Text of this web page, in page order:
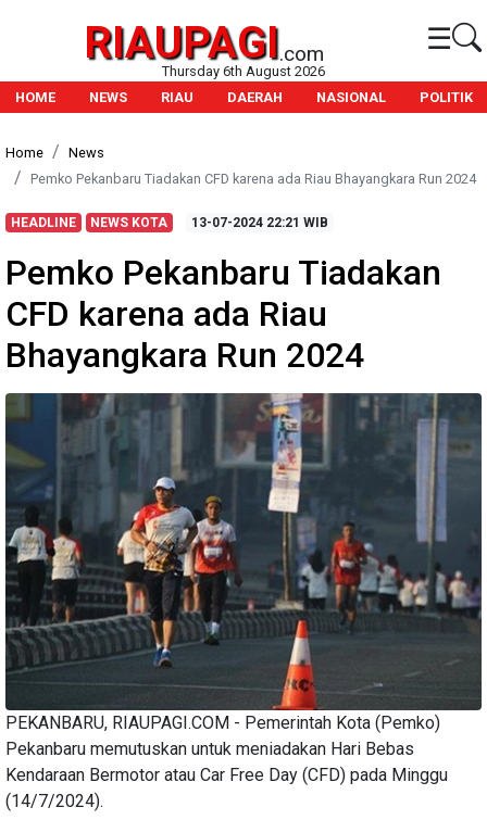
RIAUPAGI.com ☰
Thursday 6th August 2026
HOME
NEWS RIAU DAERAH NASIONAL POLITIK
Home
News
Pemko Pekanbaru Tiadakan CFD karena ada Riau Bhayangkara Run 2024
HEADLINE NEWS KOTA 13-07-202422:21 WIB
Pemko Pekanbaru Tiadakan
CFD karena ada Riau
Bhayangkara Run 2024
PEKANBARU, RIAUPAGI.COM - Pemerintah Kota (Pemko)
Pekanbaru memutuskan untuk meniadakan Hari Bebas
Kendaraan Bermotor atau Car Free Day (CFD) pada Minggu
(14/7/2024).